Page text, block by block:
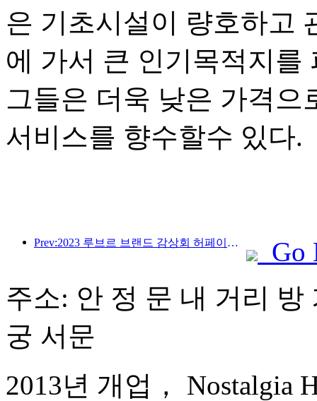
은 기초시설이 량호하고
에 가서 큰 인기목적지를
그들은 더욱 낮은 가격
서비스를 향수할수 있다.
Prev:2023 루브르 브랜드 감상회 허페이역 성공 개최 강백금 호텔 다시 각광
Go
주소: 안 정 문 내 거리 방
궁 서문
2013년 개업， Nostalgia